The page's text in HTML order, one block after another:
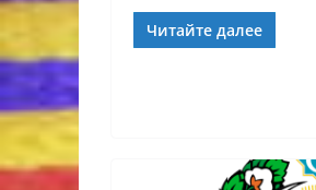
Читайте далее